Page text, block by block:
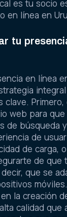
es tu socio
en línea en
tu
en línea
clave.
web para que
de búsqueda
de
de carga,
de que
que se
la creación
calidad que